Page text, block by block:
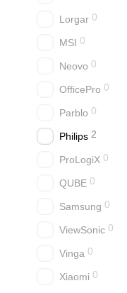
Lorgar 0
MSI 0
Neovo 0
OfficePro 0
Parblo 0
Philips 2
ProLogiX 0
QUBE 0
Samsung 0
ViewSonic 0
Vinga 0
Xiaomi 0